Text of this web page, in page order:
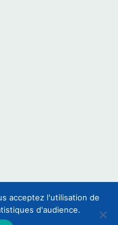
Associations de Culture et de
acceptez l'utilisation de
d'audience.